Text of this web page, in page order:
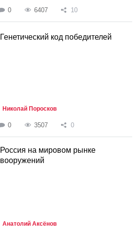
0 6407 10
Генетический код победителей
Николай Поросков
0 3507 0
Россия на мировом рынке
вооружений
Анатолий Аксёнов